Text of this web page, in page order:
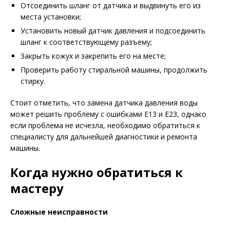
Отсоединить шланг от датчика и выдвинуть его из
места установки;
Установить новый датчик давления и подсоединить
шланг к соответствующему разъему;
Закрыть кожух и закрепить его на месте;
Проверить работу стиральной машины, продолжить
стирку.
Стоит отметить, что замена датчика давления воды
может решить проблему с ошибками E13 и E23, однако
если проблема не исчезла, необходимо обратиться к
специалисту для дальнейшей диагностики и ремонта
машины.
Когда нужно обратиться к
мастеру
Сложные неисправности